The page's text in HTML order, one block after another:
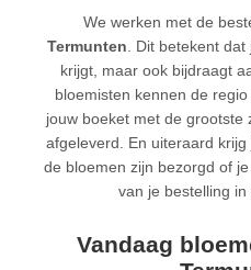
We werken met de
Termunten . Dit betekent
krijgt, maar ook bijdraagt
bloemisten kennen de
jouw boeket met de grootste
afgeleverd. En uiteraard
de bloemen zijn bezorgd of
van je bestelling in
Vandaag